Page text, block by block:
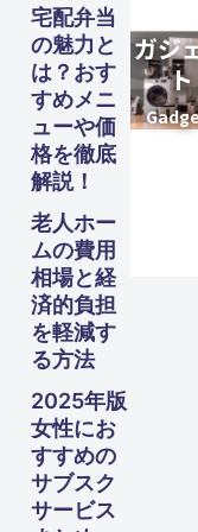
宅配弁当
の魅力と
は？おす
すめメニ
ューや価
格を徹底
解説！
老人ホー
ムの費用
相場と経
済的負担
を軽減す
る方法
2025年版
女性にお
すすめの
サブスク
サービス